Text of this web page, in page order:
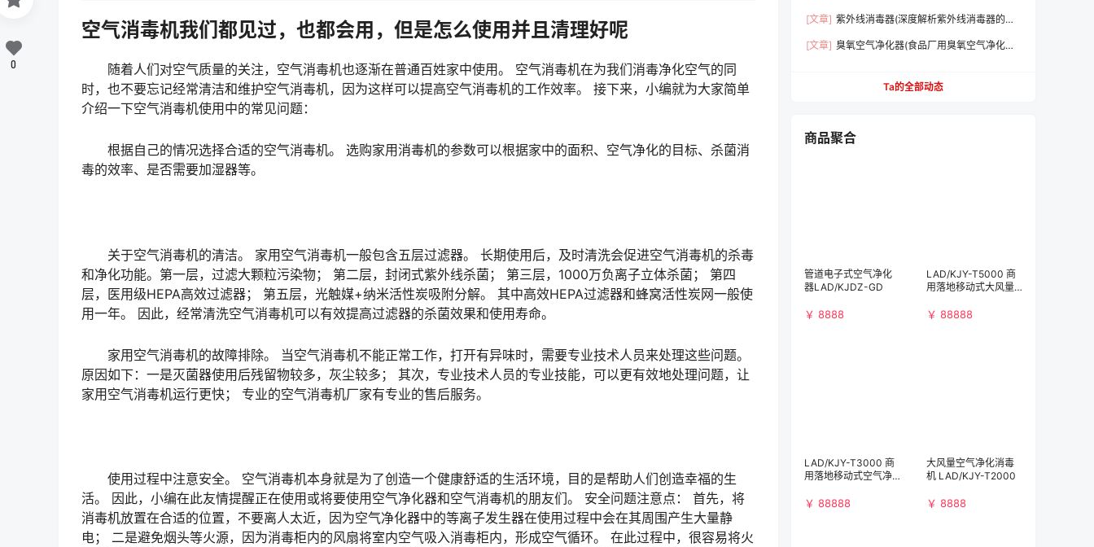
空气消毒机我们都见过，也都会用，但是怎么使用并且清理好呢
随着人们对空气质量的关注，空气消毒机也逐渐在普通百姓家中使用。 空气消毒机在为我们消毒净化空气的同
时，也不要忘记经常清洁和维护空气消毒机，因为这样可以提高空气消毒机的工作效率。 接下来，小编就为大家简单
介绍一下空气消毒机使用中的常见问题：
根据自己的情况选择合适的空气消毒机。 选购家用消毒机的参数可以根据家中的面积、空气净化的目标、杀菌消
毒的效率、是否需要加湿器等。
关于空气消毒机的清洁。 家用空气消毒机一般包含五层过滤器。 长期使用后，及时清洗会促进空气消毒机的杀毒
和净化功能。第一层，过滤大颗粒污染物； 第二层，封闭式紫外线杀菌； 第三层，1000万负离子立体杀菌； 第四
层，医用级HEPA高效过滤器； 第五层，光触媒+纳米活性炭吸附分解。 其中高效HEPA过滤器和蜂窝活性炭网一般使
用一年。 因此，经常清洗空气消毒机可以有效提高过滤器的杀菌效果和使用寿命。
家用空气消毒机的故障排除。 当空气消毒机不能正常工作，打开有异味时，需要专业技术人员来处理这些问题。
原因如下：一是灭菌器使用后残留物较多，灰尘较多； 其次，专业技术人员的专业技能，可以更有效地处理问题，让
家用空气消毒机运行更快； 专业的空气消毒机厂家有专业的售后服务。
使用过程中注意安全。 空气消毒机本身就是为了创造一个健康舒适的生活环境，目的是帮助人们创造幸福的生
活。 因此，小编在此友情提醒正在使用或将要使用空气净化器和空气消毒机的朋友们。 安全问题注意点： 首先，将
消毒机放置在合适的位置，不要离人太近，因为空气净化器中的等离子发生器在使用过程中会在其周围产生大量静
电； 二是避免烟头等火源，因为消毒柜内的风扇将室内空气吸入消毒柜内，形成空气循环。 在此过程中，很容易将火
0
[文章] 紫外线消毒器(深度解析紫外线消毒器的优
[文章] 臭氧空气净化器(食品厂用臭氧空气净化器)
Ta的全部动态
商品聚合
管道电子式空气净化
器LAD/KJDZ-GD
￥ 8888
LAD/KJY-T5000 商
用落地移动式大风量
￥ 88888
LAD/KJY-T3000 商
用落地移动式空气净
h)）
￥ 88888
大风量空气净化消毒
机 LAD/KJY-T2000
￥ 8888